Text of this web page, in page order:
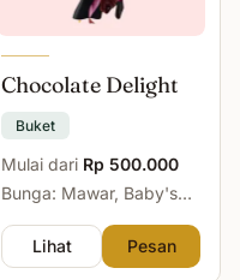
Chocolate Delight
Buket
Mulai dari Rp 500.000
Bunga: Mawar, Baby's
Lihat
Pesan